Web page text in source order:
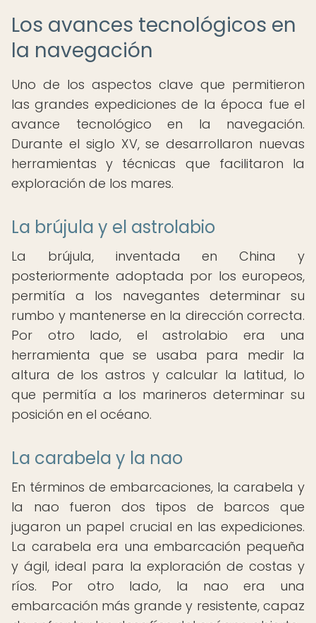
Los avances tecnológicos en
la navegación
Uno de los aspectos clave que permitieron
las grandes expediciones de la época fue el
avance tecnológico en la navegación.
Durante el siglo XV, se desarrollaron nuevas
herramientas y técnicas que facilitaron la
exploración de los mares.
La brújula y el astrolabio
La brújula, inventada en China y
posteriormente adoptada por los europeos,
permitía a los navegantes determinar su
rumbo y mantenerse en la dirección correcta.
Por otro lado, el astrolabio era una
herramienta que se usaba para medir la
altura de los astros y calcular la latitud, lo
que permitía a los marineros determinar su
posición en el océano.
La carabela y la nao
En términos de embarcaciones, la carabela y
la nao fueron dos tipos de barcos que
jugaron un papel crucial en las expediciones.
La carabela era una embarcación pequeña
y ágil, ideal para la exploración de costas y
ríos. Por otro lado, la nao era una
embarcación más grande y resistente, capaz